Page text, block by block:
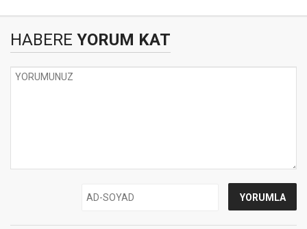
HABERE YORUM KAT